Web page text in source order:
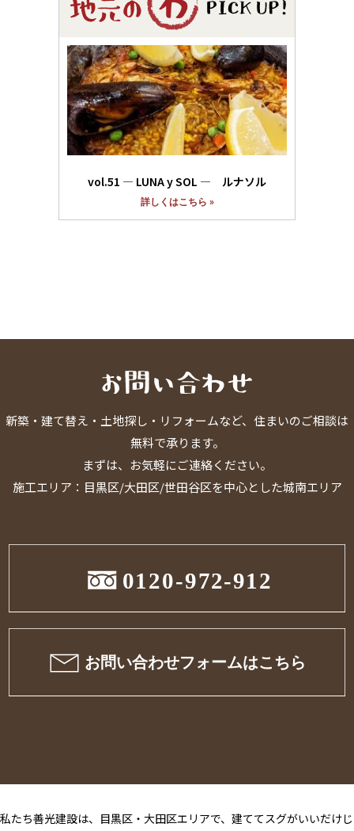
vol.51 ― LUNA y SOL ― ルナソル
詳しくはこちら »
新築・建て替え・土地探し・リフォームなど、住まいのご相談は
無料で承ります。
まずは、お気軽にご連絡ください。
施工エリア：目黒区/大田区/世田谷区を中心とした城南エリア
私たち善光建設は、目黒区・大田区エリアで、建ててスグがいいだけじ